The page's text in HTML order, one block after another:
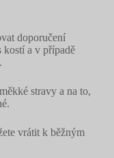
doporučení
kostí a v případě
stravy a na to,
vrátit k běžným